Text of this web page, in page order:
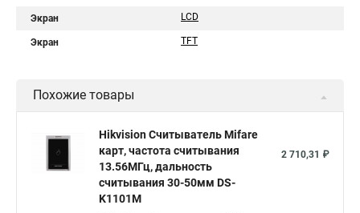
Экран LCD
Экран TFT
Похожие товары
Hikvision Считыватель Mifare
карт, частота считывания
13.56МГц, дальность
считывания 30-50мм DS-
K1101M
2 710,31 ₽